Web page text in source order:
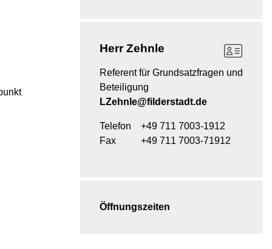
Herr Zehnle
Referent für Grundsatzfragen und
Beteiligung
LZehnle@filderstadt.de
Telefon
+49 711 7003-1912
Fax
+49 711 7003-71912
Öffnungszeiten